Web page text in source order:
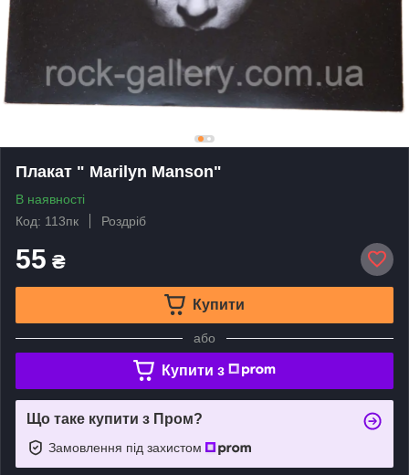
Плакат " Marilyn Manson"
В наявності
Код: 113пк
Роздріб
55 ₴
Купити
або
Купити з
Що таке купити з Пром?
Замовлення під захистом